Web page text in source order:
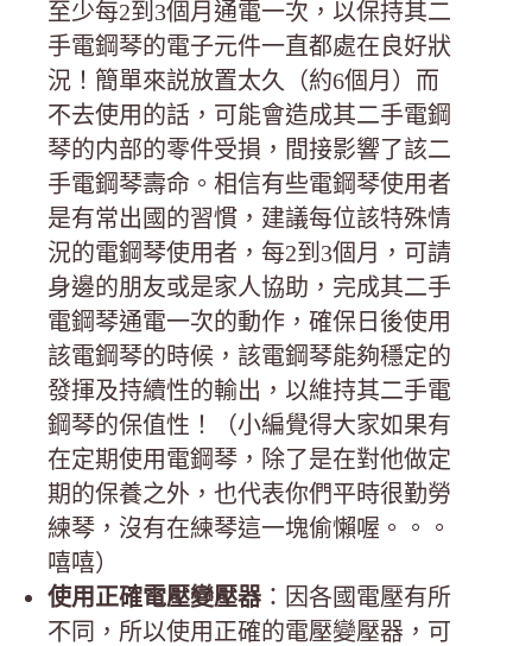
至少每2到3個月通電一次，以保持其二
手電鋼琴的電子元件一直都處在良好狀
況！簡單來説放置太久（約6個月）而
不去使用的話，可能會造成其二手電鋼
琴的内部的零件受損，間接影響了該二
手電鋼琴壽命。相信有些電鋼琴使用者
是有常出國的習慣，建議每位該特殊情
況的電鋼琴使用者，每2到3個月，可請
身邊的朋友或是家人協助，完成其二手
電鋼琴通電一次的動作，確保日後使用
該電鋼琴的時候，該電鋼琴能夠穩定的
發揮及持續性的輸出，以維持其二手電
鋼琴的保值性！（小編覺得大家如果有
在定期使用電鋼琴，除了是在對他做定
期的保養之外，也代表你們平時很勤勞
練琴，沒有在練琴這一塊偷懶喔。。。
嘻嘻）
使用正確電壓變壓器 ：因各國電壓有所
不同，所以使用正確的電壓變壓器，可